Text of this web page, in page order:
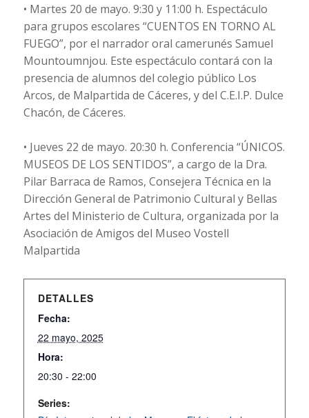
• Martes 20 de mayo. 9:30 y 11:00 h. Espectáculo
para grupos escolares “CUENTOS EN TORNO AL
FUEGO”, por el narrador oral camerunés Samuel
Mountoumnjou. Este espectáculo contará con la
presencia de alumnos del colegio público Los
Arcos, de Malpartida de Cáceres, y del C.E.I.P. Dulce
Chacón, de Cáceres.
• Jueves 22 de mayo. 20:30 h. Conferencia “ÚNICOS.
MUSEOS DE LOS SENTIDOS”, a cargo de la Dra.
Pilar Barraca de Ramos, Consejera Técnica en la
Dirección General de Patrimonio Cultural y Bellas
Artes del Ministerio de Cultura, organizada por la
Asociación de Amigos del Museo Vostell
Malpartida
DETALLES
Fecha:
22 mayo, 2025
Hora:
20:30 - 22:00
Series: